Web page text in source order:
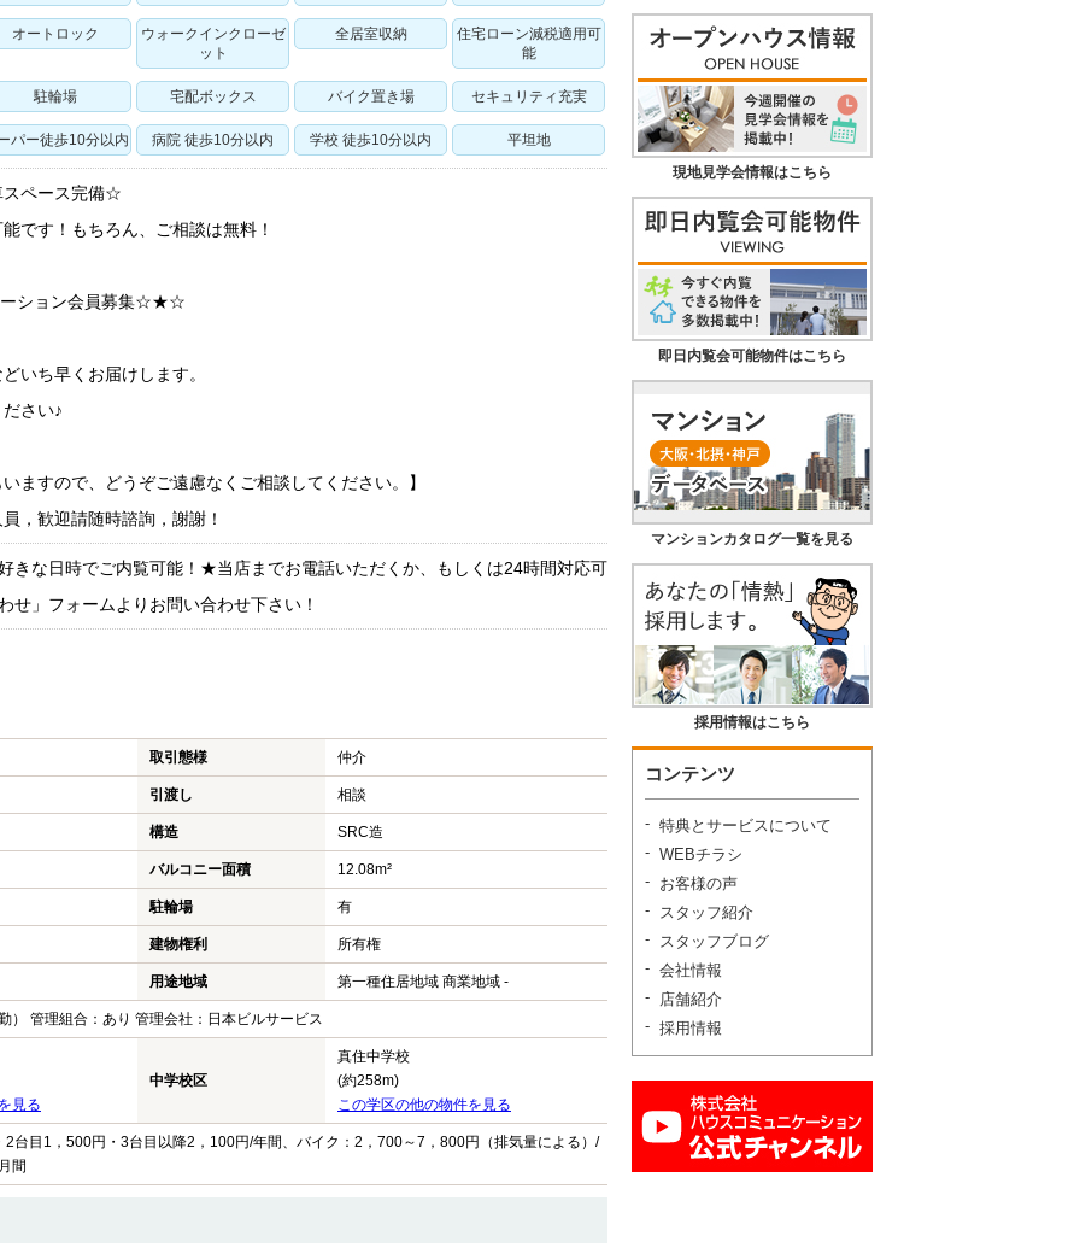
オートロック
ウォークインクローゼ
ット
全居室収納
住宅ローン減税適用可
能
駐輪場 宅配ボックス バイク置き場 セキュリティ充実
パー徒歩10分以内 病院 徒歩10分以内 学校 徒歩10分以内 平坦地
ペース完備☆
です！もちろん、ご相談は無料！
ション会員募集☆★☆
いち早くお届けします。
さい♪
ますので、どうぞご遠慮なくご相談してください。】
，歓迎請随時諮詢，謝謝！
きな日時でご内覧可能！★当店までお電話いただくか、もしくは24時間対応可
せ」フォームよりお問い合わせ下さい！
取引態様 仲介
引渡し 相談
構造 SRC造
バルコニー面積 12.08m²
駐輪場 有
建物権利 所有権
用途地域 第一種住居地域 商業地域 -
） 管理組合：あり 管理会社：日本ビルサービス
見る
中学校区
真住中学校
(約258m)
この学区の他の物件を見る
2台目1，500円・3台目以降2，100円/年間、バイク：2，700～7，800円（排気量による）/
間
現地見学会情報はこちら
即日内覧会可能物件はこちら
マンションカタログ一覧を見る
採用情報はこちら
コンテンツ
特典とサービスについて
WEBチラシ
お客様の声
スタッフ紹介
スタッフブログ
会社情報
店舗紹介
採用情報